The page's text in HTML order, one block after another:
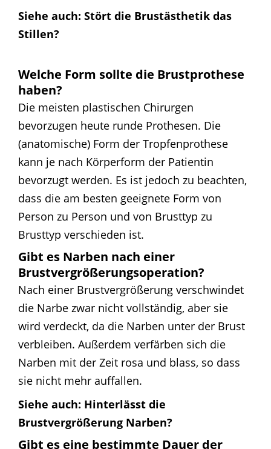
Siehe auch: Stört die Brustästhetik das
Stillen?
Welche Form sollte die Brustprothese
haben?
Die meisten plastischen Chirurgen
bevorzugen heute runde Prothesen. Die
(anatomische) Form der Tropfenprothese
kann je nach Körperform der Patientin
bevorzugt werden. Es ist jedoch zu beachten,
dass die am besten geeignete Form von
Person zu Person und von Brusttyp zu
Brusttyp verschieden ist.
Gibt es Narben nach einer
Brustvergrößerungsoperation?
Nach einer Brustvergrößerung verschwindet
die Narbe zwar nicht vollständig, aber sie
wird verdeckt, da die Narben unter der Brust
verbleiben. Außerdem verfärben sich die
Narben mit der Zeit rosa und blass, so dass
sie nicht mehr auffallen.
Siehe auch: Hinterlässt die
Brustvergrößerung Narben?
Gibt es eine bestimmte Dauer der